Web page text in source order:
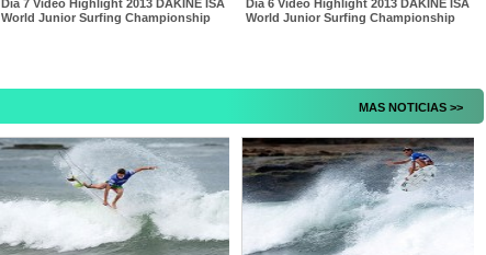
Día 7 Video Highlight 2013 DAKINE ISA
World Junior Surfing Championship
Día 6 Video Highlight 2013 DAKINE ISA
World Junior Surfing Championship
MAS NOTICIAS >>